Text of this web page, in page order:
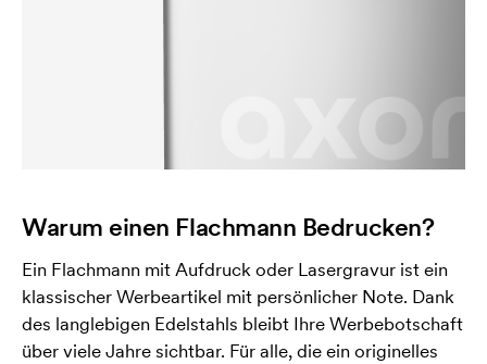
Warum einen Flachmann Bedrucken?
Ein Flachmann mit Aufdruck oder Lasergravur ist ein
klassischer Werbeartikel mit persönlicher Note. Dank
des langlebigen Edelstahls bleibt Ihre Werbebotschaft
über viele Jahre sichtbar. Für alle, die ein originelles